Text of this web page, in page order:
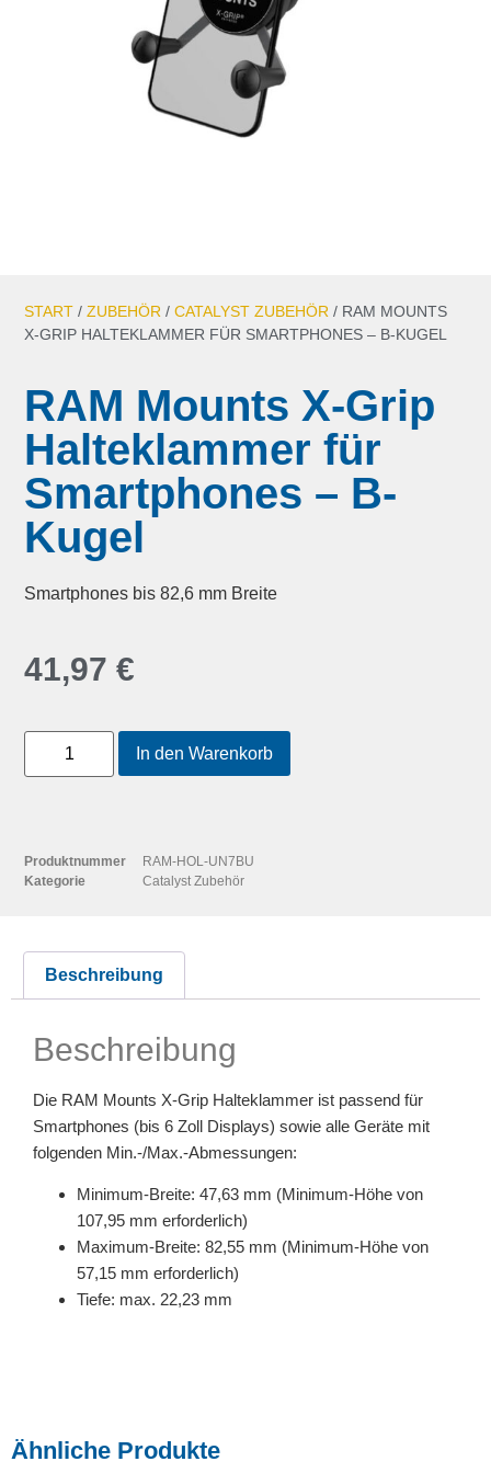
START /ZUBEHÖR /CATALYST ZUBEHÖR / RAM MOUNTS
X-GRIP HALTEKLAMMER FÜR SMARTPHONES – B-KUGEL
RAM Mounts X-Grip
Halteklammer für
Smartphones – B-
Kugel
Smartphones bis 82,6 mm Breite
41,97€
In den Warenkorb
Produktnummer
RAM-HOL-UN7BU
Kategorie
Catalyst Zubehör
Beschreibung
Beschreibung
Die RAM Mounts X-Grip Halteklammer ist passend für
Smartphones (bis 6 Zoll Displays) sowie alle Geräte mit
folgenden Min.-/Max.-Abmessungen:
Minimum-Breite: 47,63 mm (Minimum-Höhe von
107,95 mm erforderlich)
Maximum-Breite: 82,55 mm (Minimum-Höhe von
57,15 mm erforderlich)
Tiefe: max. 22,23 mm
Ähnliche Produkte